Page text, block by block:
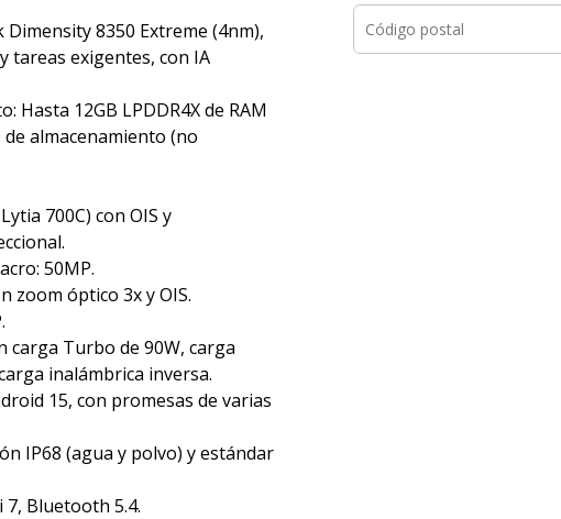
8350 Extreme (4nm),
tareas exigentes, con IA
Hasta 12GB LPDDR4X de RAM
de almacenamiento (no
700C) con OIS y
50MP.
zoom óptico 3x y OIS.
carga Turbo de 90W, carga
inalámbrica inversa.
15, con promesas de varias
IP68 (agua y polvo) y estándar
7, Bluetooth 5.4.